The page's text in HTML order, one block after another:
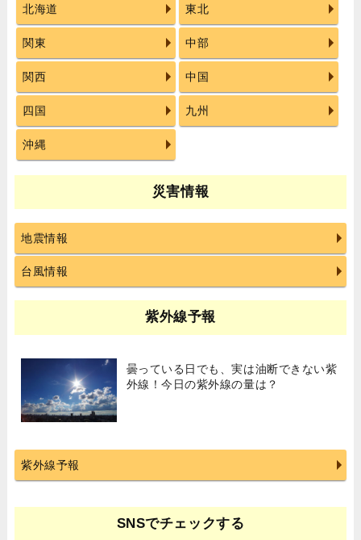
北海道 東北
関東 中部
関西 中国
四国 九州
沖縄
災害情報
地震情報
台風情報
紫外線予報
曇っている日でも、実は油断できない紫
外線！今日の紫外線の量は？
紫外線予報
SNSでチェックする